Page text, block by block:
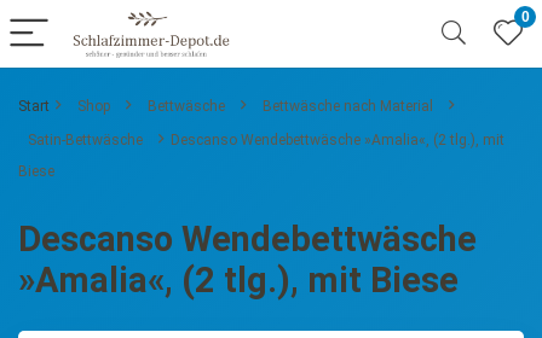
0
Start Shop Bettwäsche
Bettwäsche nach Material
Satin-Bettwäsche
Descanso Wendebettwäsche »Amalia«, (2 tlg.), mit
Biese
Descanso Wendebettwäsche
»Amalia«, (2 tlg.), mit Biese